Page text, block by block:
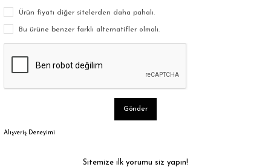
Ürün fiyatı diğer sitelerden daha pahalı.
Bu ürüne benzer farklı alternatifler olmalı.
Gönder
Alışveriş Deneyimi
Sitemize ilk yorumu siz yapın!